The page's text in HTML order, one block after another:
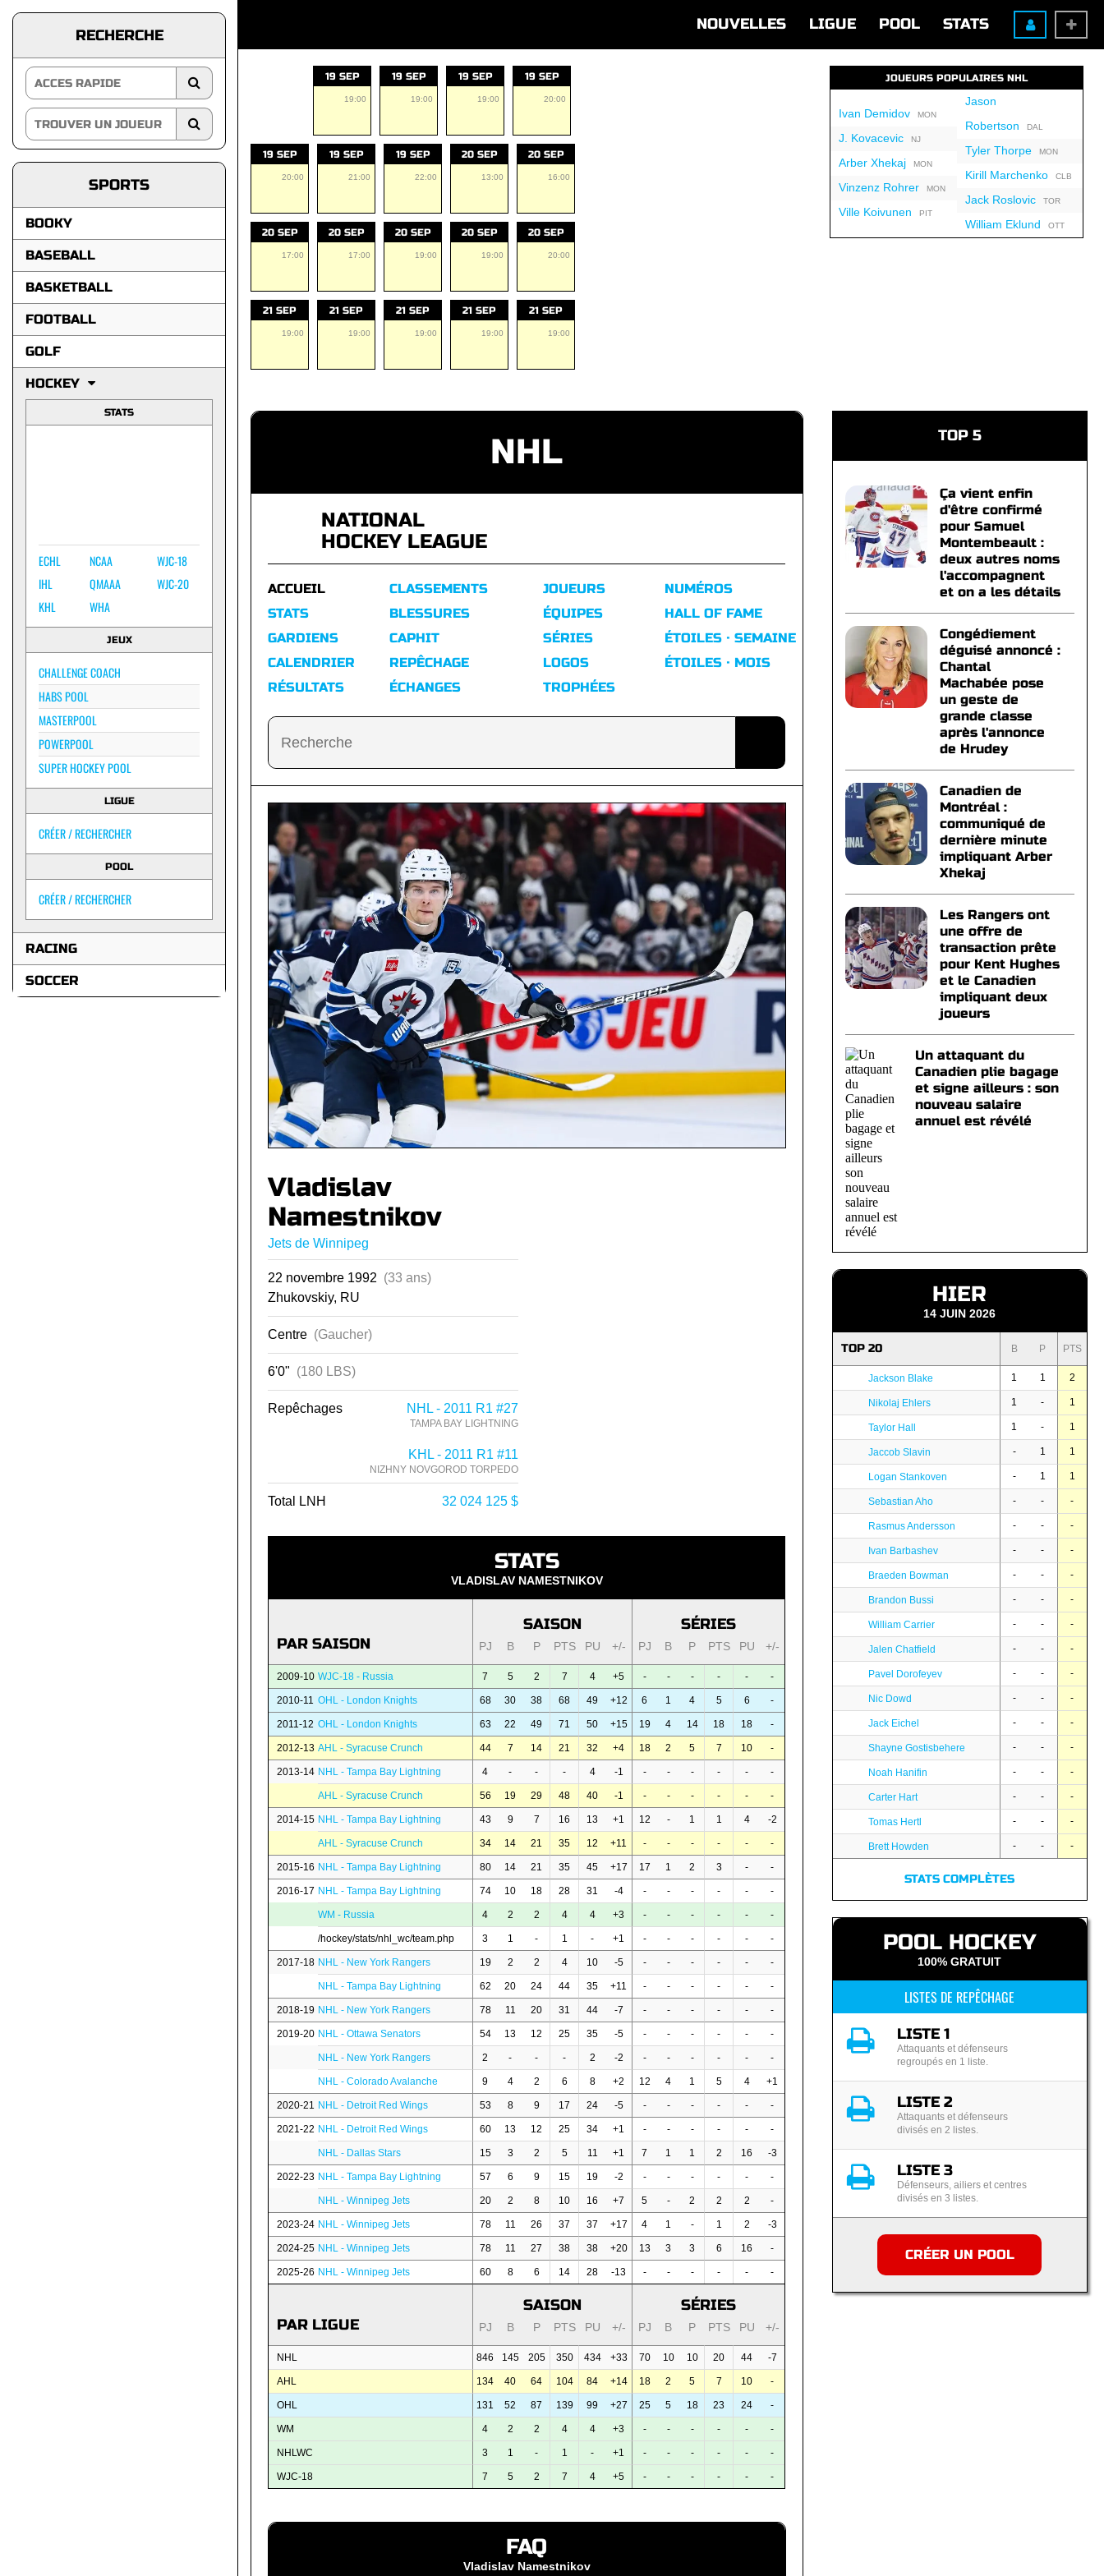
NOUVELLES LIGUE POOL STATS
RECHERCHE
SPORTS
BOOKY
BASEBALL
BASKETBALL
FOOTBALL
GOLF
HOCKEY
STATS
ECHL
IHL
KHL
NCAA
QMAAA
WHA
WJC-18
WJC-20
JEUX
CHALLENGE COACH
HABS POOL
MASTERPOOL
POWERPOOL
SUPER HOCKEY POOL
LIGUE
CRÉER / RECHERCHER
POOL
CRÉER / RECHERCHER
RACING
SOCCER
19 SEP
19:00
19 SEP
19:00
19 SEP
19:00
19 SEP
20:00
19 SEP
20:00
19 SEP
21:00
19 SEP
22:00
20 SEP
13:00
20 SEP
16:00
20 SEP
17:00
20 SEP
17:00
20 SEP
19:00
20 SEP
19:00
20 SEP
20:00
21 SEP
19:00
21 SEP
19:00
21 SEP
19:00
21 SEP
19:00
21 SEP
19:00
JOUEURS POPULAIRES NHL
Ivan DemidovMON
J. KovacevicNJ
Arber XhekajMON
Vinzenz RohrerMON
Ville Koivunen PIT
Jason
Robertson DAL
Tyler ThorpeMON
Kirill MarchenkoCLB
Jack RoslovicTOR
William Eklund OTT
NHL
NATIONAL
HOCKEY LEAGUE
ACCUEIL
STATS
GARDIENS
CALENDRIER
RÉSULTATS
CLASSEMENTS
BLESSURES
CAPHIT
REPÊCHAGE
ÉCHANGES
JOUEURS
ÉQUIPES
SÉRIES
LOGOS
TROPHÉES
NUMÉROS
HALL OF FAME
ÉTOILES · SEMAINE
ÉTOILES · MOIS
Vladislav
Namestnikov
Jets de Winnipeg
22 novembre 1992 (33 ans)
Zhukovskiy, RU
Centre (Gaucher)
6'0" (180 LBS)
Repêchages NHL - 2011 R1 #27
TAMPA BAY LIGHTNING
KHL - 2011 R1 #11
NIZHNY NOVGOROD TORPEDO
Total LNH 32 024 125 $
STATS
VLADISLAV NAMESTNIKOV
PAR SAISON
SAISON SÉRIES
PJ B P PTS PU +/- PJ B P PTS PU +/-
2009-10 WJC-18 - Russia 7 5 2 7 4 +5 - - - - - -
2010-11 OHL - London Knights 68 30 38 68 49 +12 6 1 4 5 6 -
2011-12 OHL - London Knights 63 22 49 71 50 +15 19 4 14 18 18 -
2012-13 AHL - Syracuse Crunch 44 7 14 21 32 +4 18 2 5 7 10 -
2013-14 NHL - Tampa Bay Lightning 4 - - - 4 -1 - - - - - -
AHL - Syracuse Crunch 56 19 29 48 40 -1 - - - - - -
2014-15 NHL - Tampa Bay Lightning 43 9 7 16 13 +1 12 - 1 1 4 -2
AHL - Syracuse Crunch 34 14 21 35 12 +11 - - - - - -
2015-16 NHL - Tampa Bay Lightning 80 14 21 35 45 +17 17 1 2 3 - -
2016-17 NHL - Tampa Bay Lightning 74 10 18 28 31 -4 - - - - - -
WM - Russia 4 2 2 4 4 +3 - - - - - -
/hockey/stats/nhl_wc/team.php 3 1 - 1 - +1 - - - - - -
2017-18 NHL - New York Rangers 19 2 2 4 10 -5 - - - - - -
NHL - Tampa Bay Lightning 62 20 24 44 35 +11 - - - - - -
2018-19 NHL - New York Rangers 78 11 20 31 44 -7 - - - - - -
2019-20 NHL - Ottawa Senators 54 13 12 25 35 -5 - - - - - -
NHL - New York Rangers 2 - - - 2 -2 - - - - - -
NHL - Colorado Avalanche 9 4 2 6 8 +2 12 4 1 5 4 +1
2020-21 NHL - Detroit Red Wings 53 8 9 17 24 -5 - - - - - -
2021-22 NHL - Detroit Red Wings 60 13 12 25 34 +1 - - - - - -
NHL - Dallas Stars 15 3 2 5 11 +1 7 1 1 2 16 -3
2022-23 NHL - Tampa Bay Lightning 57 6 9 15 19 -2 - - - - - -
NHL - Winnipeg Jets 20 2 8 10 16 +7 5 - 2 2 2 -
2023-24 NHL - Winnipeg Jets 78 11 26 37 37 +17 4 1 - 1 2 -3
2024-25 NHL - Winnipeg Jets 78 11 27 38 38 +20 13 3 3 6 16 -
2025-26 NHL - Winnipeg Jets 60 8 6 14 28 -13 - - - - - -
PAR LIGUE
SAISON SÉRIES
PJ B P PTS PU +/- PJ B P PTS PU +/-
NHL 846 145 205 350 434 +33 70 10 10 20 44 -7
AHL 134 40 64 104 84 +14 18 2 5 7 10 -
OHL 131 52 87 139 99 +27 25 5 18 23 24 -
WM 4 2 2 4 4 +3 - - - - - -
NHLWC 3 1 - 1 - +1 - - - - - -
WJC-18 7 5 2 7 4 +5 - - - - - -
FAQ
Vladislav Namestnikov
TOP 5
Ça vient enfin
d'être confirmé
pour Samuel
Montembeault :
deux autres noms
l'accompagnent
et on a les détails
Congédiement
déguisé annoncé :
Chantal
Machabée pose
un geste de
grande classe
après l'annonce
de Hrudey
Canadien de
Montréal :
communiqué de
dernière minute
impliquant Arber
Xhekaj
Les Rangers ont
une offre de
transaction prête
pour Kent Hughes
et le Canadien
impliquant deux
joueurs
Un attaquant du
Canadien plie bagage
et signe ailleurs : son
nouveau salaire
annuel est révélé
HIER
14 JUIN 2026
TOP 20 B P PTS
Jackson Blake 1 1 2
Nikolaj Ehlers 1 - 1
Taylor Hall 1 - 1
Jaccob Slavin - 1 1
Logan Stankoven - 1 1
Sebastian Aho - - -
Rasmus Andersson - - -
Ivan Barbashev - - -
Braeden Bowman - - -
Brandon Bussi - - -
William Carrier - - -
Jalen Chatfield - - -
Pavel Dorofeyev - - -
Nic Dowd - - -
Jack Eichel - - -
Shayne Gostisbehere - - -
Noah Hanifin - - -
Carter Hart - - -
Tomas Hertl - - -
Brett Howden - - -
STATS COMPLÈTES
POOL HOCKEY
100% GRATUIT
LISTES DE REPÊCHAGE
LISTE 1
Attaquants et défenseurs
regroupés en 1 liste.
LISTE 2
Attaquants et défenseurs
divisés en 2 listes.
LISTE 3
Défenseurs, ailiers et centres
divisés en 3 listes.
CRÉER UN POOL